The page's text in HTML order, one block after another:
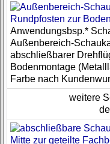
Anwendungsbsp.*
Außenbereich-
abschließbarer
Bodenmontage
Farbe nach
weitere